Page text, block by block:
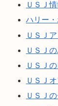
ＵＳＪ
ハリー
ＵＳＪ
ＵＳＪ
ＵＳＪ
ＵＳＪ
ＵＳＪ